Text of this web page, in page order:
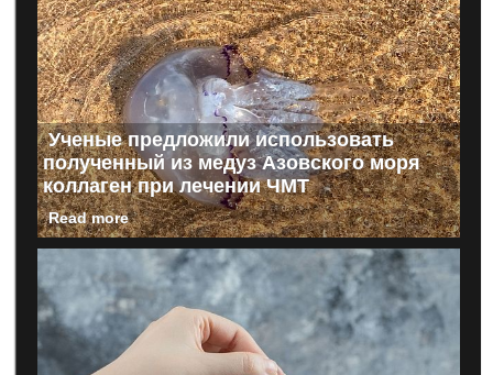
Ученые предложили использовать
полученный из медуз Азовского моря
коллаген при лечении ЧМТ
Read more